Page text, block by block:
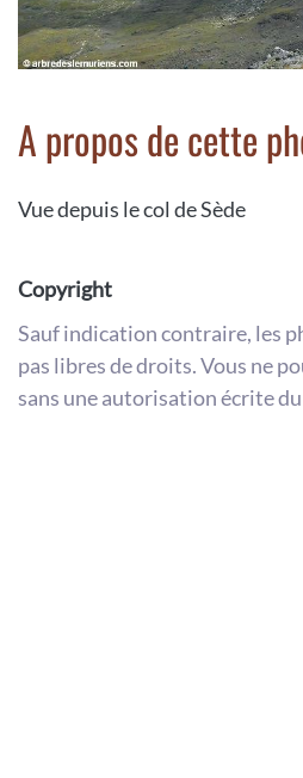
A propos de cette
Vue depuis le col de Sède
Copyright
Sauf indication contraire, les
pas libres de droits. Vous ne
sans une autorisation écrite